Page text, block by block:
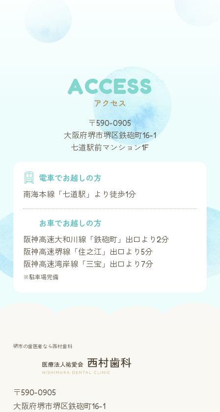
ACCESS
アクセス
〒590-0905
大阪府堺市堺区鉄砲町16-1
七道駅前マンション1F
電車でお越しの方
南海本線「七道駅」より徒歩1分
お車でお越しの方
阪神高速大和川線「鉄砲町」出口より2分
阪神高速堺線「住之江」出口より5分
阪神高速湾岸線「三宝」出口より7分
※駐車場完備
堺市の歯医者なら西村歯科
〒590-0905
大阪府堺市堺区鉄砲町16-1